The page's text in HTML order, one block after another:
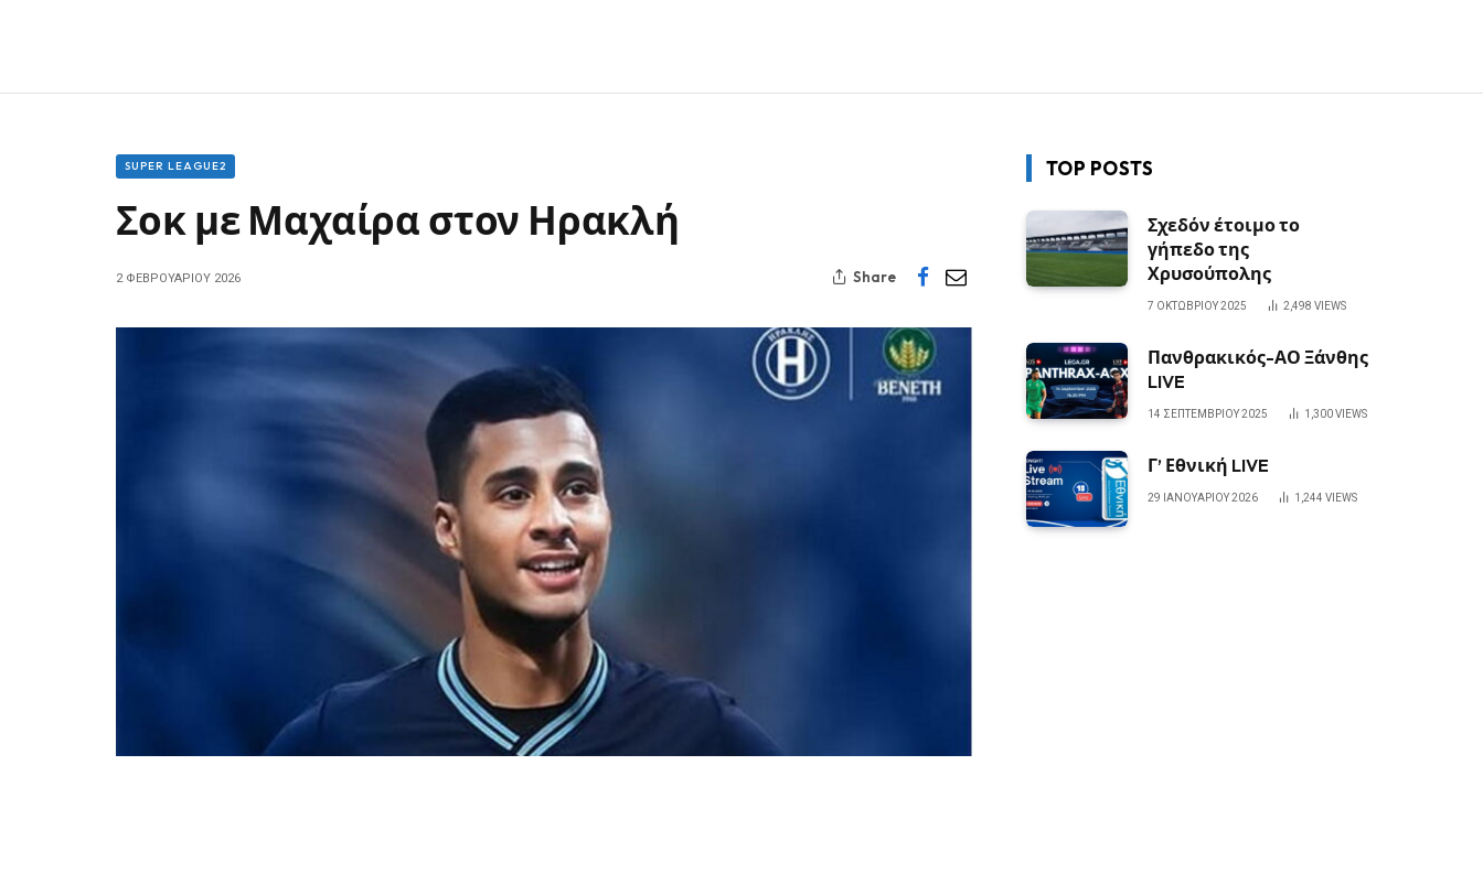
SUPER LEAGUE2
Σοκ με Μαχαίρα στον Ηρακλή
2 ΦΕΒΡΟΥΑΡΊΟΥ 2026 Share
TOP POSTS
Σχεδόν έτοιμο το
γήπεδο της
Χρυσούπολης
7 ΟΚΤΩΒΡΊΟΥ 2025 2,498 VIEWS
Πανθρακικός-ΑΟ Ξάνθης
LIVE
14 ΣΕΠΤΕΜΒΡΊΟΥ 2025 1,300VIEWS
Γ’ Εθνική LIVE
29 ΙΑΝΟΥΑΡΊΟΥ 2026 1,244 VIEWS